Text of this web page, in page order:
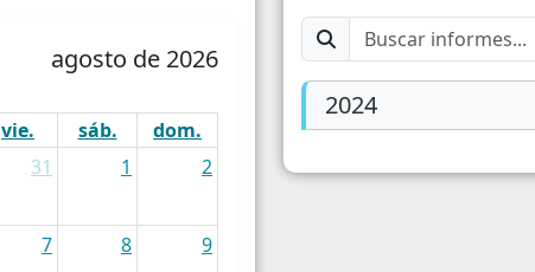
Sector Financiero
Empresas
Energia / Servicios
Turismo
agosto de 2026
vie. sáb.
dom.
31 1 2
7 8 9
2024